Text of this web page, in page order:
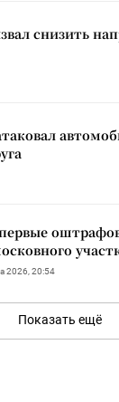
снизить
2026, 20:54
Показать ещё